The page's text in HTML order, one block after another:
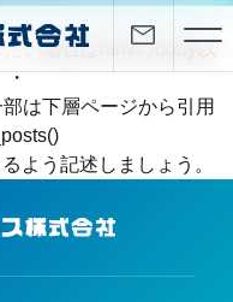
い場合はhtmlのbody以
・
は下層ページから引用
よう記述しましょう。